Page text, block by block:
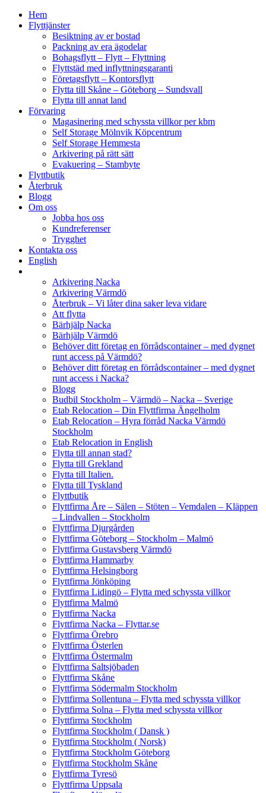
Hem
Flyttjänster
Besiktning av er bostad
Packning av era ägodelar
Bohagsflytt – Flytt – Flyttning
Flyttstäd med inflyttningsgaranti
Företagsflytt – Kontorsflytt
Flytta till Skåne – Göteborg – Sundsvall
Flytta till annat land
Förvaring
Magasinering med schyssta villkor per kbm
Self Storage Mölnvik Köpcentrum
Self Storage Hemmesta
Arkivering på rätt sätt
Evakuering – Stambyte
Flyttbutik
Återbruk
Blogg
Om oss
Jobba hos oss
Kundreferenser
Trygghet
Kontakta oss
English
Arkivering Nacka
Arkivering Värmdö
Återbruk – Vi låter dina saker leva vidare
Att flytta
Bärhjälp Nacka
Bärhjälp Värmdö
Behöver ditt företag en förrådscontainer – med dygnet
runt access på Värmdö?
Behöver ditt företag en förrådscontainer – med dygnet
runt access i Nacka?
Blogg
Budbil Stockholm – Värmdö – Nacka – Sverige
Etab Relocation – Din Flyttfirma Ängelholm
Etab Relocation – Hyra förråd Nacka Värmdö
Stockholm
Etab Relocation in English
Flytta till annan stad?
Flytta till Grekland
Flytta till Italien.
Flytta till Tyskland
Flyttbutik
Flyttfirma Åre – Sälen – Stöten – Vemdalen – Kläppen
– Lindvallen – Stockholm
Flyttfirma Djurgården
Flyttfirma Göteborg – Stockholm – Malmö
Flyttfirma Gustavsberg Värmdö
Flyttfirma Hammarby
Flyttfirma Helsingborg
Flyttfirma Jönköping
Flyttfirma Lidingö – Flytta med schyssta villkor
Flyttfirma Malmö
Flyttfirma Nacka
Flyttfirma Nacka – Flyttar.se
Flyttfirma Örebro
Flyttfirma Österlen
Flyttfirma Östermalm
Flyttfirma Saltsjöbaden
Flyttfirma Skåne
Flyttfirma Södermalm Stockholm
Flyttfirma Sollentuna – Flytta med schyssta villkor
Flyttfirma Solna – Flytta med schyssta villkor
Flyttfirma Stockholm
Flyttfirma Stockholm ( Dansk )
Flyttfirma Stockholm ( Norsk)
Flyttfirma Stockholm Göteborg
Flyttfirma Stockholm Skåne
Flyttfirma Tyresö
Flyttfirma Uppsala